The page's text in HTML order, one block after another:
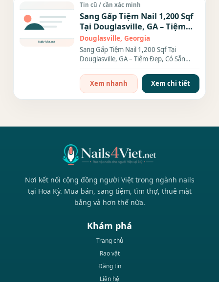
Tin cũ / cần xác minh
Sang Gấp Tiệm Nail 1,200 Sqf
Tại Douglasville, GA – Tiệm
Đẹp, Có Sẵn Thợ, Khách Đông
Douglasville, Georgia
Sang Gấp Tiệm Nail 1,200 Sqf Tại
Douglasville, GA – Tiệm Đẹp, Có Sẵn
Xem nhanh
Xem chi tiết
Nơi kết nối cộng đồng người Việt trong ngành nails
tại Hoa Kỳ. Mua bán, sang tiệm, tìm thợ, thuê mặt
bằng và hơn thế nữa.
Khám phá
Trang chủ
Rao vặt
Đăng tin
Liên hệ